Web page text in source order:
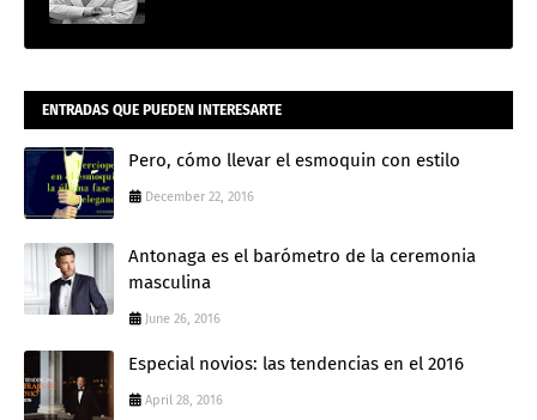
ENTRADAS QUE PUEDEN INTERESARTE
Pero, cómo llevar el esmoquin con estilo
December 22, 2016
Antonaga es el barómetro de la ceremonia
masculina
June 26, 2016
Especial novios: las tendencias en el 2016
April 28, 2016